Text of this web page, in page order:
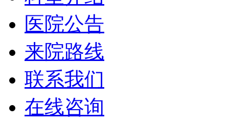
医院公告
来院路线
联系我们
在线咨询